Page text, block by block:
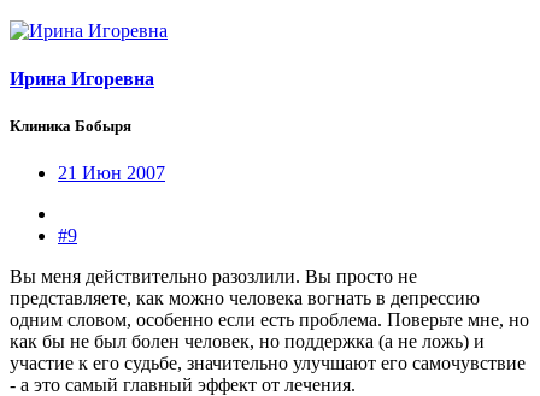
Ирина Игоревна
Клиника Бобыря
21 Июн 2007
#9
Вы меня действительно разозлили. Вы просто не
представляете, как можно человека вогнать в депрессию
одним словом, особенно если есть проблема. Поверьте мне, но
как бы не был болен человек, но поддержка (а не ложь) и
участие к его судьбе, значительно улучшают его самочувствие
- а это самый главный эффект от лечения.